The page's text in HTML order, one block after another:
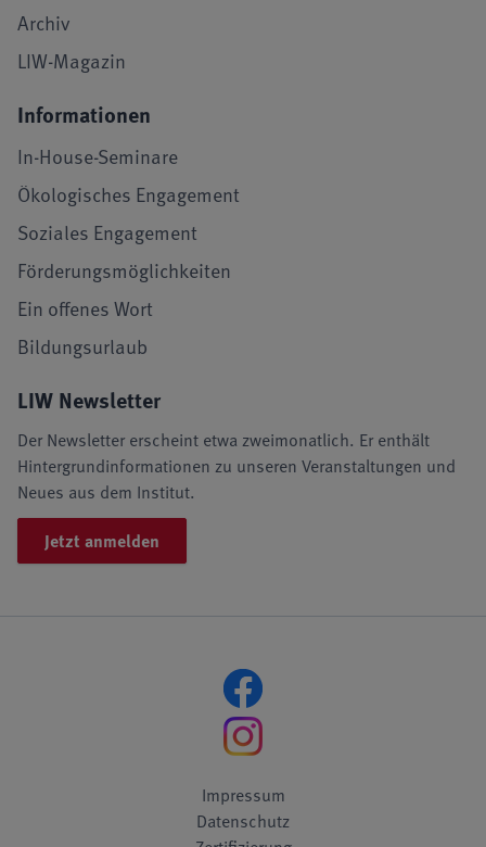
Archiv
LIW-Magazin
Informationen
In-House-Seminare
Ökologisches Engagement
Soziales Engagement
Förderungsmöglichkeiten
Ein offenes Wort
Bildungsurlaub
LIW Newsletter
Der Newsletter erscheint etwa zweimonatlich. Er enthält
Hintergrundinformationen zu unseren Veranstaltungen und
Neues aus dem Institut.
Jetzt anmelden
Impressum
Datenschutz